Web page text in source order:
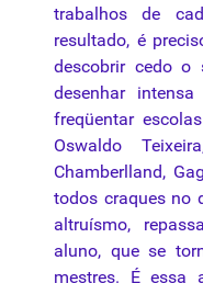
trabalhos de
resultado, é
descobrir cedo o
desenhar
freqüentar
Oswaldo
Chamberlland,
todos craques no
altruísmo,
aluno, quese
mestres. É essa